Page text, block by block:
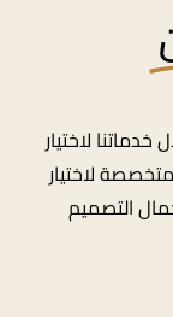
لاختيار
لاختيار
التصميم